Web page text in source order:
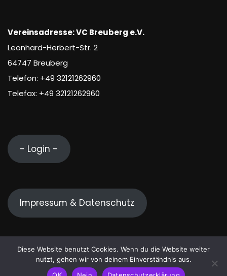
Vereinsadresse: VC Breuberg e.V.
Leonhard-Herbert-Str. 2
64747 Breuberg
Telefon: +49 32121262960
Telefax: +49 32121262960
- Login -
Impressum & Datenschutz
© 2026 VC Breuberg e.V. | Theme vonThemeansar
Diese Website benutzt Cookies. Wenn du die Website weiter
nutzt, gehen wir von deinem Einverständnis aus.